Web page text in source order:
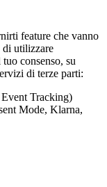
feature che vanno
di utilizzare
consenso, su
di terze parti:
Tracking)
Mode, Klarna,